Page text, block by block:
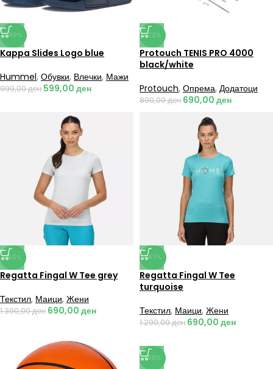
-40%
Kappa Slides Logo blue
Hummel, Обувки, Влечки, Мажи
999,00ден 599,00 ден
-22%
Protouch TENIS PRO 4000
black/white
Protouch, Опрема, Додатоци
890,00ден 690,00 ден
-50%
Regatta Fingal W Tee grey
Текстил, Маици, Жени
1.390,00ден 690,00 ден
-47%
Regatta Fingal W Tee
turquoise
Текстил, Маици, Жени
1.290,00ден 690,00 ден
-50%